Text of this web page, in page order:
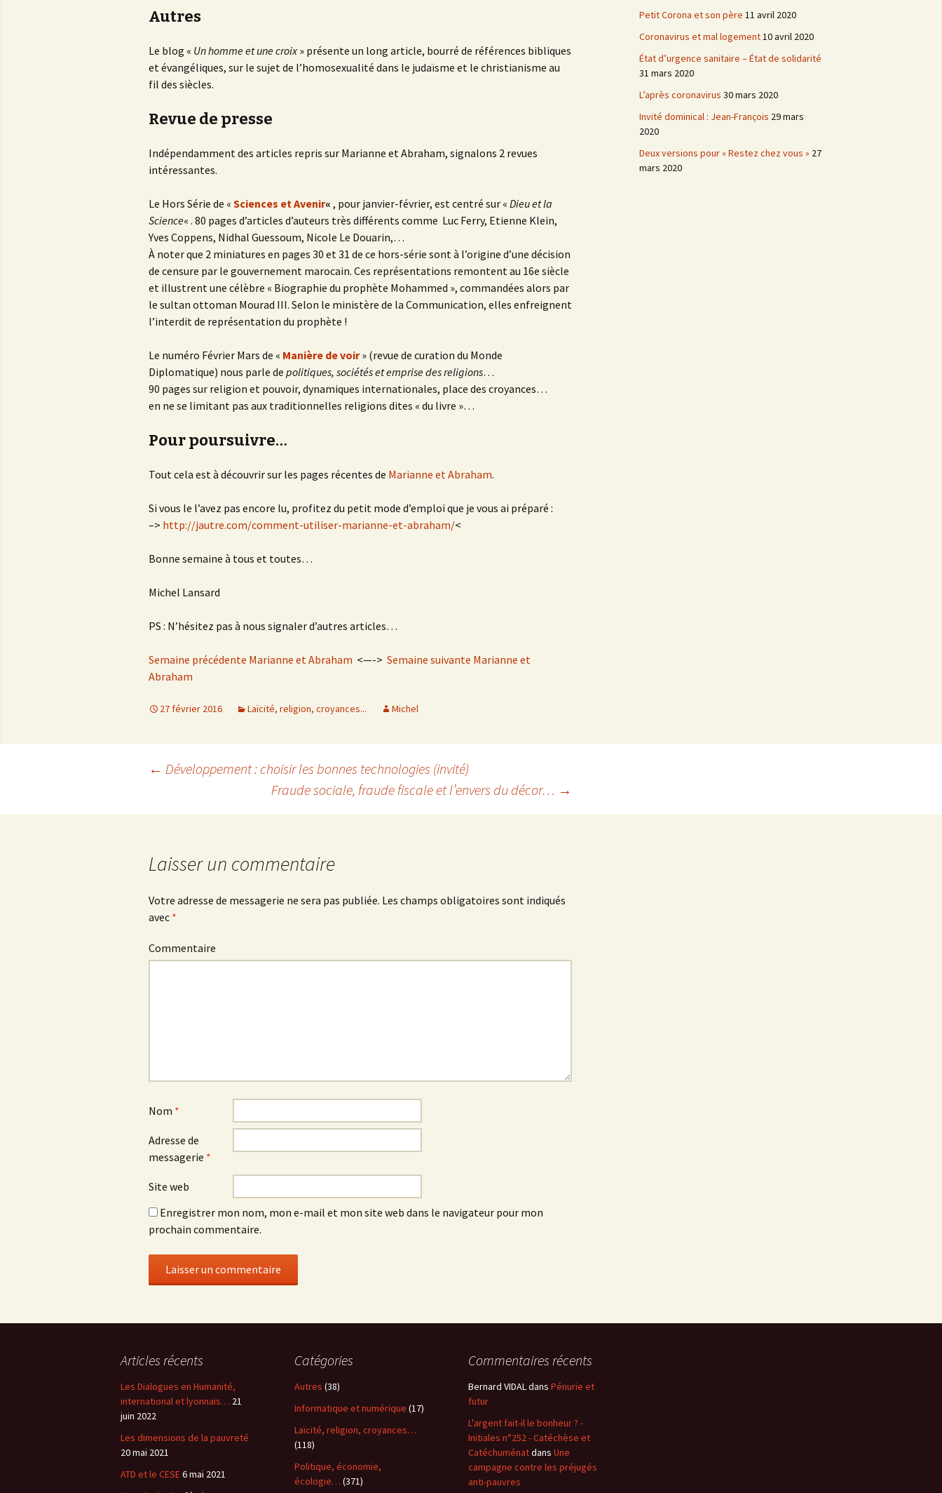
Autres
Le blog « Un homme et une croix» présente un long article, bourré de références bibliques
et évangéliques, sur le sujet de l’homosexualité dans le judaïsme et le christianisme au
fil des siècles.
Revue de presse
Indépendamment des articles repris sur Marianne et Abraham, signalons 2 revues
intéressantes.
Le Hors Série de « Sciences et Avenir« , pour janvier-février, est centré sur « Dieu et la
Science« . 80 pages d’articles d’auteurs très différents comme Luc Ferry, Etienne Klein,
Yves Coppens, Nidhal Guessoum, Nicole Le Douarin,…
À noter que 2 miniatures en pages 30 et 31 de ce hors-série sont à l’origine d’une décision
de censure par le gouvernement marocain. Ces représentations remontent au 16e siècle
et illustrent une célèbre « Biographie du prophète Mohammed », commandées alors par
le sultan ottoman Mourad III. Selon le ministère de la Communication, elles enfreignent
l’interdit de représentation du prophète !
Le numéro Février Mars de « Manière de voir» (revue de curation du Monde
Diplomatique) nous parle de politiques, sociétés et emprise des religions…
90 pages sur religion et pouvoir, dynamiques internationales, place des croyances…
en ne se limitant pas aux traditionnelles religions dites « du livre »…
Pour poursuivre…
Tout cela est à découvrir sur les pages récentes de Marianne et Abraham.
Si vous le l’avez pas encore lu, profitez du petit mode d’emploi que je vous ai préparé :
–> http://jautre.com/comment-utiliser-marianne-et-abraham/<
Bonne semaine à tous et toutes…
Michel Lansard
PS : N’hésitez pas à nous signaler d’autres articles…
Semaine précédente Marianne et Abraham <—-> Semaine suivante Marianne et
Abraham
27 février 2016 Laïcité, religion, croyances... Michel
Navigation
← Développement : choisir les bonnes technologies (invité)
Fraude sociale, fraude fiscale et l’envers du décor… →
Laisser un commentaire
Votre adresse de messagerie ne sera pas publiée. Les champs obligatoires sont indiqués
avec *
Commentaire
Nom *
Adresse de
messagerie *
Site web
Enregistrer mon nom, mon e-mail et mon site web dans le navigateur pour mon
prochain commentaire.
Petit Corona et son père 11 avril 2020
Coronavirus et mal logement10 avril 2020
État d’urgence sanitaire – État de solidarité
31 mars 2020
L’après coronavirus 30 mars 2020
Invité dominical : Jean-François 29 mars
2020
Deux versions pour « Restez chez vous » 27
mars 2020
Articles récents
Les Dialogues en Humanité,
international et lyonnais… 21
juin 2022
Les dimensions de la pauvreté
20 mai 2021
ATD et le CESE6 mai 2021
Catégories
Autres (38)
Informatique et numérique (17)
Laïcité, religion, croyances…
(118)
Politique, économie,
écologie… (371)
Commentaires récents
Bernard VIDALdans Pénurie et
futur
L'argent fait-il le bonheur ? -
Initiales n°252 - Catéchèse et
Catéchuménatdans Une
campagne contre les préjugés
anti-pauvres